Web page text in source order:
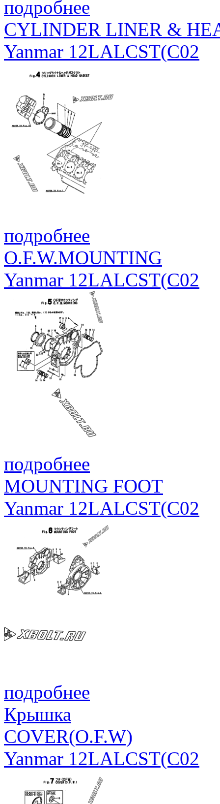
подробнее
CYLINDER LINER &
Yanmar 12LALCST(C02
подробнее
O.F.W.MOUNTING
Yanmar 12LALCST(C02
подробнее
MOUNTING FOOT
Yanmar 12LALCST(C02
подробнее
Крышка
COVER(O.F.W)
Yanmar 12LALCST(C02